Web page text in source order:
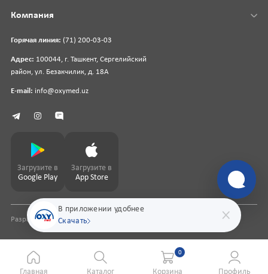
В приложении удобнее
Скачать
Горячая линия: (71) 200-03-03
Адрес: 100044, г. Ташкент, Сергелийский
район, ул. Безакчилик, д. 18А
E-mail: info@oxymed.uz
Компания
Загрузите в
Google Play
Загрузите в
App Store
Разработка сайтаpharmit.uz
Главная Каталог
0
Корзина Профиль